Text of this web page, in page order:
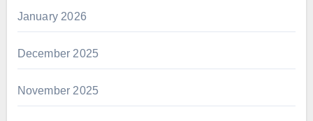
January 2026
December 2025
November 2025